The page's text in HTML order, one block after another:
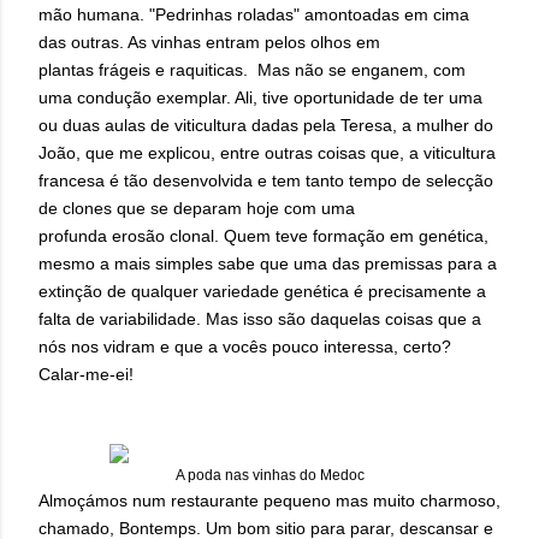
mão humana. "Pedrinhas roladas" amontoadas em cima
das outras. As vinhas entram pelos olhos em
plantas frágeis e raquiticas. Mas não se enganem, com
uma condução exemplar. Ali, tive oportunidade de ter uma
ou duas aulas de viticultura dadas pela Teresa, a mulher do
João, que me explicou, entre outras coisas que, a viticultura
francesa é tão desenvolvida e tem tanto tempo de selecção
de clones que se deparam hoje com uma
profunda erosão clonal. Quem teve formação em genética,
mesmo a mais simples sabe que uma das premissas para a
extinção de qualquer variedade genética é precisamente a
falta de variabilidade. Mas isso são daquelas coisas que a
nós nos vidram e que a vocês pouco interessa, certo?
Calar-me-ei!
A poda nas vinhas do Medoc
Almoçámos num restaurante pequeno mas muito charmoso,
chamado, Bontemps. Um bom sitio para parar, descansar e